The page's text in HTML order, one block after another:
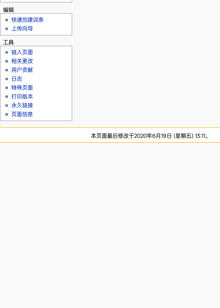
编辑
快速创建词条
上传向导
工具
链入页面
相关更改
用户贡献
日志
特殊页面
打印版本
永久链接
页面信息
本页面最后修改于2020年6月19日 (星期五) 13:11。